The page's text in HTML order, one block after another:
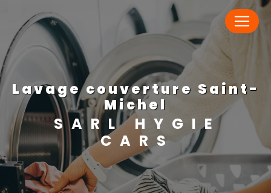
lavage couverture Saint-
Michel
SARL HYGIE
CARS
Panneau de gestion des cookies